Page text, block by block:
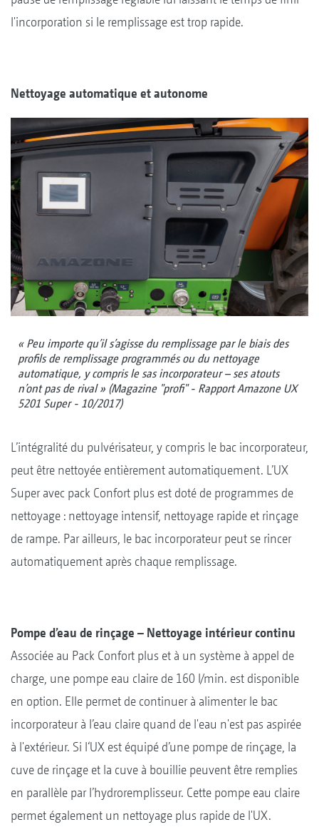
l'incorporation si le remplissage est trop rapide.
Nettoyage automatique et autonome
« Peu importe qu’il s’agisse du remplissage par le biais des
profils de remplissage programmés ou du nettoyage
automatique, y compris le sas incorporateur – ses atouts
n’ont pas de rival » (Magazine "profi" - Rapport Amazone UX
5201 Super - 10/2017)
L’intégralité du pulvérisateur, y compris le bac incorporateur,
peut être nettoyée entièrement automatiquement. L’UX
Super avec pack Confort plus est doté de programmes de
nettoyage : nettoyage intensif, nettoyage rapide et rinçage
de rampe. Par ailleurs, le bac incorporateur peut se rincer
automatiquement après chaque remplissage.
Pompe d’eau de rinçage – Nettoyage intérieur continu
Associée au Pack Confort plus et à un système à appel de
charge, une pompe eau claire de 160 l/min. est disponible
en option. Elle permet de continuer à alimenter le bac
incorporateur à l’eau claire quand de l'eau n'est pas aspirée
à l'extérieur. Si l‘UX est équipé d’une pompe de rinçage, la
cuve de rinçage et la cuve à bouillie peuvent être remplies
en parallèle par l’hydroremplisseur. Cette pompe eau claire
permet également un nettoyage plus rapide de l'UX.